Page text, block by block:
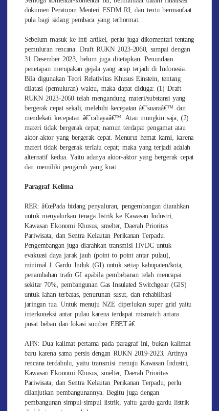
dokumen Peraturan Menteri ESDM RI, dan tentu bermanfaat
pula bagi sidang pembaca yang terhormat.
Sebelum masuk ke inti artikel, perlu juga dikomentari tentang
pemuluran rencana. Draft RUKN 2023-2060, sampai dengan
31 Desember 2023, belum juga ditetapkan. Penundaan
penetapan merupakan gejala yang acap terjadi di Indonesia.
Bila digunakan Teori Relativitas Khusus Einstein, tentang
dilatasi (pemuluran) waktu, maka dapat diduga: (1) Draft
RUKN 2023-2060 telah mengandung materi/substansi yang
bergerak cepat sekali, melebihi kecepatan â€˜suaraâ€™ dan
mendekati kecepatan â€˜cahayaâ€™. Atau mungkin saja, (2)
materi tidak bergerak cepat; namun terdapat pengamat atau
aktor-aktor yang bergerak cepat. Menurut hemat kami, karena
materi tidak bergerak terlalu cepat; maka yang terjadi adalah
alternatif kedua. Yaitu adanya aktor-aktor yang bergerak cepat
dan memiliki pengaruh yang kuat.
Paragraf Kelima
RER: â€œPada bidang penyaluran, pengembangan diarahkan
untuk menyalurkan tenaga listrik ke Kawasan Industri,
Kawasan Ekonomi Khusus, smelter, Daerah Prioritas
Pariwisata, dan Sentra Kelautan Perikanan Terpadu.
Pengembangan juga diarahkan transmisi HVDC untuk
evakuasi daya jarak jauh (point to point antar pulau),
minimal 1 Gardu Induk (GI) untuk setiap kabupaten/kota,
penambahan trafo GI apabila pembebanan telah mencapai
sekitar 70%, pembangunan Gas Insulated Switchgear (GIS)
untuk lahan terbatas, penurunan susut, dan rehabilitasi
jaringan tua. Untuk menuju NZE diperlukan super grid yaitu
interkoneksi antar pulau karena terdapat mismatch antara
pusat beban dan lokasi sumber EBET.â€
AFN: Dua kalimat pertama pada paragraf ini, bukan kalimat
baru karena sama persis dengan RUKN 2019-2023. Artinya
rencana terdahulu, yaitu transmisi menuju Kawasan Industri,
Kawasan Ekonomi Khusus, smelter, Daerah Prioritas
Pariwisata, dan Sentra Kelautan Perikanan Terpadu; perlu
dilanjutkan pembangunannya. Begitu juga dengan
pembangunan simpul-simpul listrik, yaitu gardu-gardu listrik